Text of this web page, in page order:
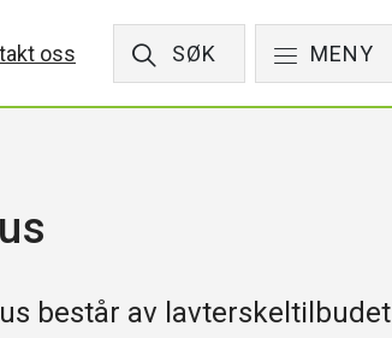
oss SØK MENY
består av lavterskeltilbudet